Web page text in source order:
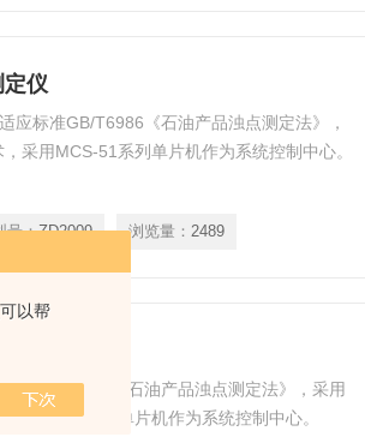
以帮
定仪
应标准GB/T6986《石油产品浊点测定法》，
采用MCS-51系列单片机作为系统控制中心。
号：ZD2009 浏览量： 2489
准GB/T6986《石油产品浊点测定法》，采用
用MCS-51系列单片机作为系统控制中心。